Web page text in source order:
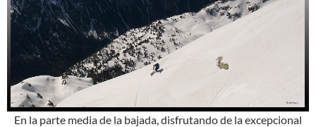
En la parte media de la bajada, disfrutando de la excepcional